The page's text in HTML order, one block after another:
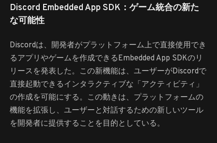
Discord Embedded App SDK：ゲーム統合の新た
な可能性
Discordは、開発者がプラットフォーム上で直接使用でき
るアプリやゲームを作成できるEmbedded App SDKのリ
リースを発表した。この新機能は、ユーザーがDiscordで
直接起動できるインタラクティブな「アクティビティ」
の作成を可能にする。この動きは、プラットフォームの
機能を拡張し、ユーザーと対話するための新しいツール
を開発者に提供することを目的としている。